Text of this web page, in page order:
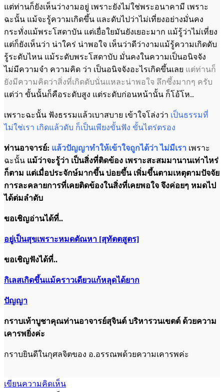
แต่ท่านก็ยังเห็นว่างามอยู่ เพราะยังไม่ใช่พระอนาคามี เพราะ
ฉะนั้น แม้จะรู้ความเกิดขึ้น และดับไปว่าไม่เที่ยงอย่างมั่นคง
กระทั่งแม้พระโสดาบัน แต่เยื่อใยมันยังเยอะมาก แม้รู้ว่าไม่เที่ยง
แต่ก็ยังเห็นว่า น่าใคร่ น่าพอใจ เห็นว่าดีว่างามแม้รู้ความเกิดดับ
รู้ระดับไหน แม้ระดับพระโสดาบับ มั่นคงในความเป็นอนิจจัง
ไม่มีความจำ ความคิด ว่า เป็นอนิจจังอะไรเกิดขึ้นเลย แต่ท่านก็
ยังมีความคิดว่าสิ่งที่เกิดดับนั่นแหละน่าพอใจ ลึกซึ้งมากๆ ครับ
แต่ว่า ขั้นนั้นก็คือระดับสูง แต่ระดับก่อนหน้านั้น ก็โอ้โห..
เพราะฉะนั้น ฟังธรรมแล้วเบาสบาย เข้าใจโล่งว่า เป็นธรรมที่
ไม่ใช่เรา เกิดแล้วดับ ก็เป็นเพียงขั้นฟัง ขั้นไตร่ตรอง
ท่านอาจารย์: แล้วปัญญาทำให้เข้าใจถูกได้ว่า ไม่มีเรา เพราะ
ฉะนั้น แม้ว่าจะรู้ว่า เป็นสิ่งที่ติดข้อง เพราะสะสมมานานเท่าไหร่
ก็ตาม แต่เมื่อประจักษ์มากขึ้น บ่อยขึ้น เพิ่มขึ้นตามเหตุตามปัจจัย
การละคลายการที่เคยติดข้องในสิ่งที่เคยพอใจ จึงค่อยๆ หมดไป
ได้ต่มลำดับ
ขอเชิญอ่านได้ที่..
อยู่เป็นสุขเพราะหมดตัณหา [สุทัตตสูตร]
ขอเชิญฟังได้ที่..
กิเลสเกิดขึ้นแม้คราวเดียวแก้หลุดได้ยาก
ปัญญา
กราบเท้าบูชาคุณท่านอาจารย์สุจินต์ บริหารวนเขตต์ ด้วยความ
เคารพยิ่งค่ะ
กราบยินดีในกุศลจิตของ อ.อรรณพด้วยความเคารพค่ะ
เขียนความคิดเห็น